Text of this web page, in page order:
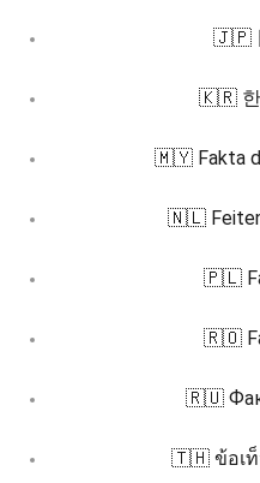
🇯🇵
🇰🇷 한
🇲🇾 Fakta
🇳🇱 Feiten
🇵🇱
🇷🇴
🇷🇺
🇹🇭 ข้อเท็